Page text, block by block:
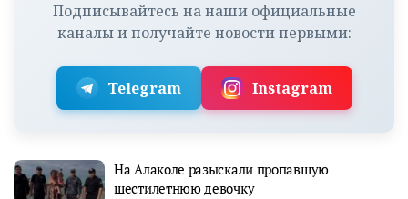
Подписывайтесь на наши официальные
каналы и получайте новости первыми:
Telegram Instagram
На Алаколе разыскали пропавшую
шестилетнюю девочку